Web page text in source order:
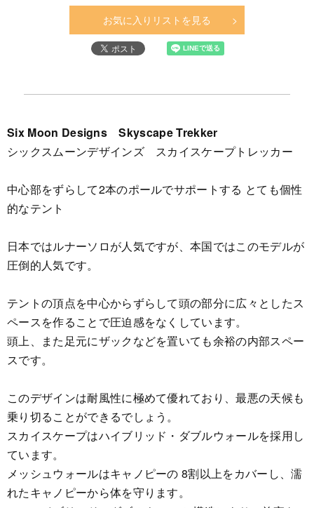
お気に入りリストを見る
Six Moon Designs Skyscape Trekker
シックスムーンデザインズ スカイスケープトレッカー
中心部をずらして2本のポールでサポートする とても個性
的なテント
日本ではルナーソロが人気ですが、本国ではこのモデルが
圧倒的人気です。
テントの頂点を中心からずらして頭の部分に広々としたス
ペースを作ることで圧迫感をなくしています。
頭上、また足元にザックなどを置いても余裕の内部スペー
スです。
このデザインは耐風性に極めて優れており、最悪の天候も
乗り切ることができるでしょう。
スカイスケープはハイブリッド・ダブルウォールを採用し
ています。
メッシュウォールはキャノピーの 8割以上をカバーし、濡
れたキャノピーから体を守ります。